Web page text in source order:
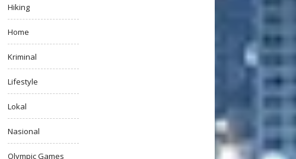
Hiking
Home
Kriminal
Lifestyle
Lokal
Nasional
Olympic Games